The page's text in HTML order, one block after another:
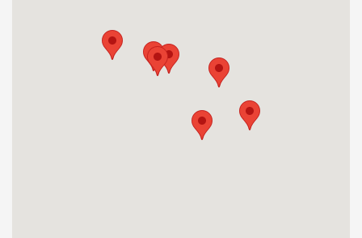
0904 92 0082
Get Directions
Tòa nhà 29T1, Hoàng Đạo Thúy, Trung Hòa,
Cầu Giấy, Hà Nội, Việt Nam.